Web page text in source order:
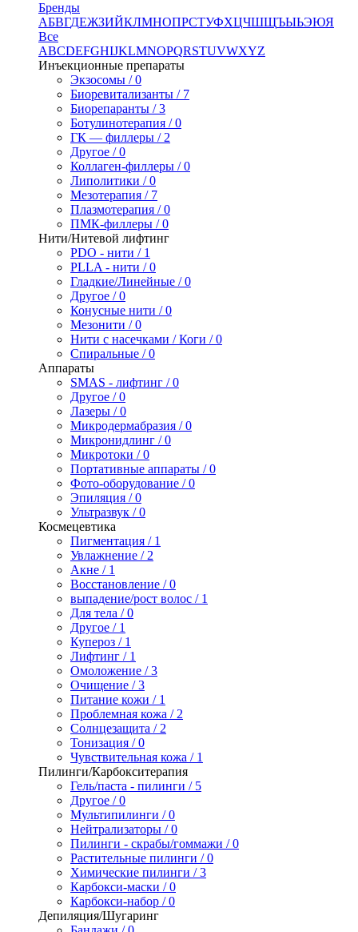
Бренды
АБВГДЕЖЗИЙКЛМНОПРСТУФХЦЧШЩЪЫЬЭЮЯ
Все
ABCDEFGHIJKLMNOPQRSTUVWXYZ
Инъекционные препараты
Экзосомы / 0
Биоревитализанты / 7
Биорепаранты / 3
Ботулинотерапия / 0
ГК — филлеры / 2
Другое / 0
Коллаген-филлеры / 0
Липолитики / 0
Мезотерапия / 7
Плазмотерапия / 0
ПМК-филлеры / 0
Нити/Нитевой лифтинг
PDO - нити / 1
PLLA - нити / 0
Гладкие/Линейные / 0
Другое / 0
Конусные нити / 0
Мезонити / 0
Нити с насечками / Коги / 0
Спиральные / 0
Аппараты
SMAS - лифтинг / 0
Другое / 0
Лазеры / 0
Микродермабразия / 0
Микронидлинг / 0
Микротоки / 0
Портативные аппараты / 0
Фото-оборудование / 0
Эпиляция / 0
Ультразвук / 0
Космецевтика
Пигментация / 1
Увлажнение / 2
Акне / 1
Восстановление / 0
выпадение/рост волос / 1
Для тела / 0
Другое / 1
Купероз / 1
Лифтинг / 1
Омоложение / 3
Очищение / 3
Питание кожи / 1
Проблемная кожа / 2
Солнцезащита / 2
Тонизация / 0
Чувствительная кожа / 1
Пилинги/Карбокситерапия
Гель/паста - пилинги / 5
Другое / 0
Мультипилинги / 0
Нейтрализаторы / 0
Пилинги - скрабы/гоммажи / 0
Растительные пилинги / 0
Химические пилинги / 3
Карбокси-маски / 0
Карбокси-набор / 0
Депиляция/Шугаринг